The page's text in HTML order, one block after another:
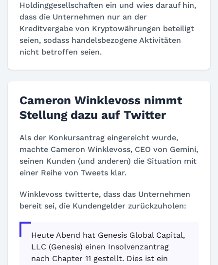
Holdinggesellschaften ein und wies darauf hin,
dass die Unternehmen nur an der
Kreditvergabe von Kryptowährungen beteiligt
seien, sodass handelsbezogene Aktivitäten
nicht betroffen seien.
Cameron Winklevoss nimmt
Stellung dazu auf Twitter
Als der Konkursantrag eingereicht wurde,
machte Cameron Winklevoss, CEO von Gemini,
seinen Kunden (und anderen) die Situation mit
einer Reihe von Tweets klar.
Winklevoss twitterte, dass das Unternehmen
bereit sei, die Kundengelder zurückzuholen:
Heute Abend hat Genesis Global Capital,
LLC (Genesis) einen Insolvenzantrag
nach Chapter 11 gestellt. Dies ist ein